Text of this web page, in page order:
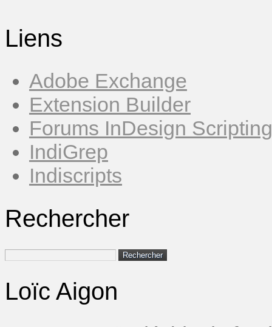
Liens
Adobe Exchange
Extension Builder
Forums InDesign Scripting
IndiGrep
Indiscripts
Rechercher
Loïc Aigon